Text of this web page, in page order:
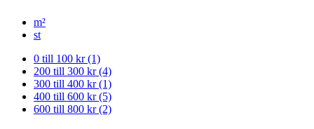
m²
st
0 till 100 kr(1)
200 till 300 kr(4)
300 till 400 kr(1)
400 till 600 kr(5)
600 till 800 kr(2)